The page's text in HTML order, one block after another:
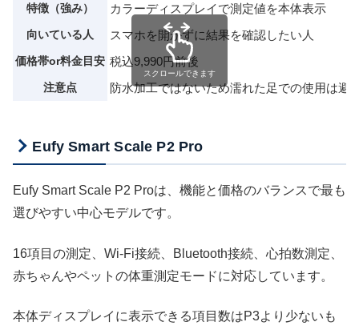
特徴（強み） カラーディスプレイで測定値を本体表示
向いている人 スマホを開かずに結果を確認したい人
価格帯or料金目安 税込9,990円前後
注意点 防水加工ではないため濡れた足での使用は避
スクロールできます
Eufy Smart Scale P2 Pro
Eufy Smart Scale P2 Proは、機能と価格のバランスで最も
選びやすい中心モデルです。
16項目の測定、Wi-Fi接続、Bluetooth接続、心拍数測定、
赤ちゃんやペットの体重測定モードに対応しています。
本体ディスプレイに表示できる項目数はP3より少ないも